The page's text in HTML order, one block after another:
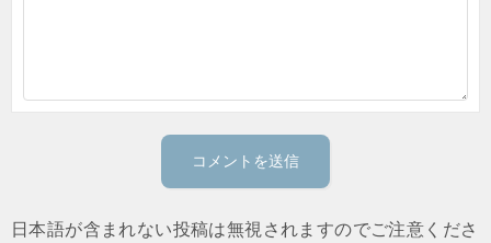
日本語が含まれない投稿は無視されますのでご注意くださ